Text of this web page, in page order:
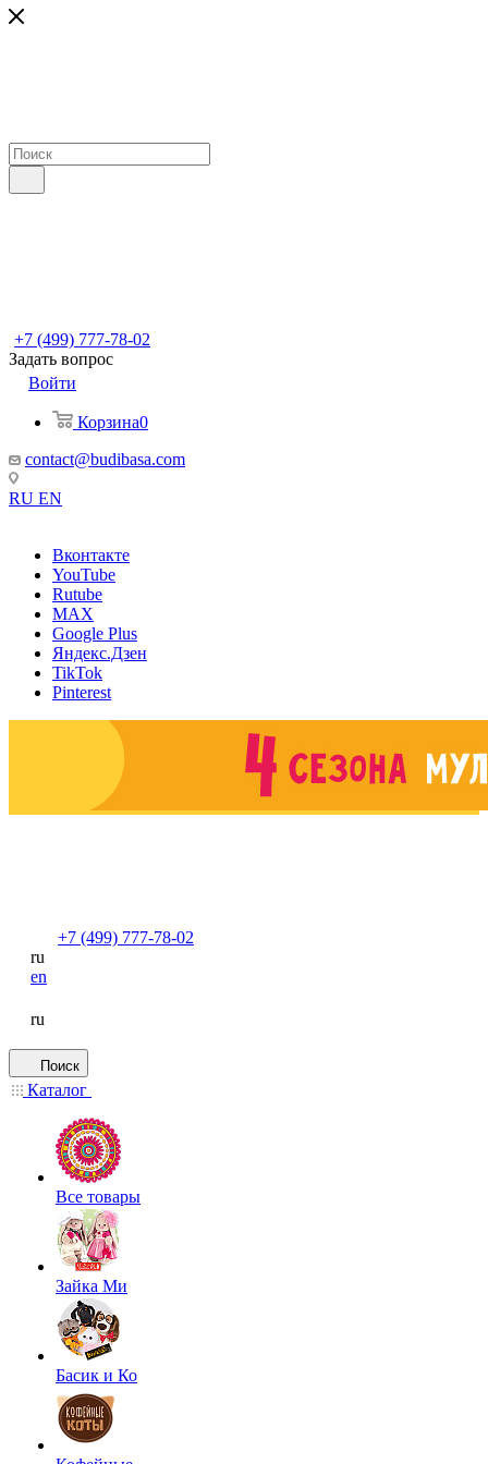
+7 (499) 777-78-02
Задать вопрос
Войти
Корзина0
contact@budibasa.com
RU EN
Вконтакте
YouTube
Rutube
MAX
Google Plus
Яндекс.Дзен
TikTok
Pinterest
+7 (499) 777-78-02
ru
en
ru
Поиск
Каталог
Все товары
Зайка Ми
Басик и Ко